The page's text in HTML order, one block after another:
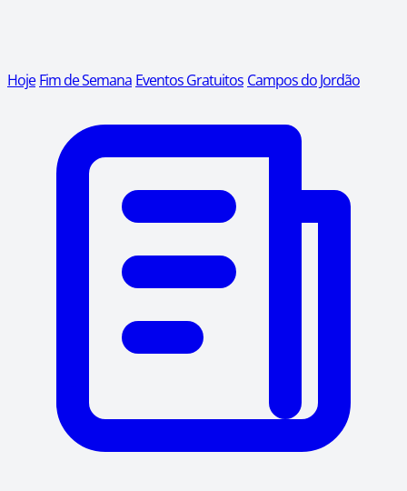
Hoje Fim de Semana Eventos Gratuitos Campos do Jordão